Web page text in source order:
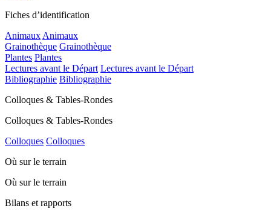
Fiches d’identification
Animaux Animaux
Grainothèque Grainothèque
Plantes Plantes
Lectures avant le Départ Lectures avant le Départ
Bibliographie Bibliographie
Colloques & Tables-Rondes
Colloques & Tables-Rondes
Colloques Colloques
Où sur le terrain
Où sur le terrain
Bilans et rapports